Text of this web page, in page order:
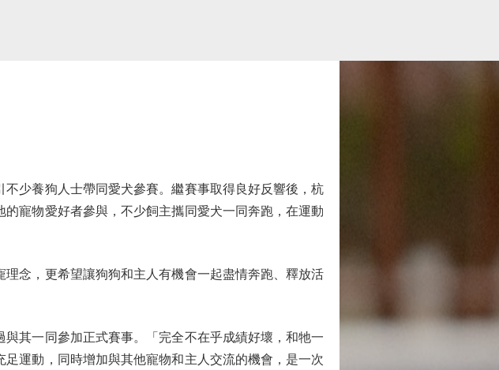
養狗人士帶同愛犬參賽。繼賽事取得良好反響後，杭
寵物愛好者參與，不少飼主攜同愛犬一同奔跑，在運動
，更希望讓狗狗和主人有機會一起盡情奔跑、釋放活
其一同參加正式賽事。「完全不在乎成績好壞，和牠一
運動，同時增加與其他寵物和主人交流的機會，是一次